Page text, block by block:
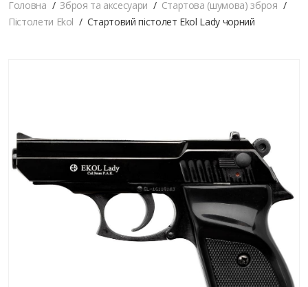
Головна Зброя та аксесуари
Стартова (шумова) зброя
Пістолети Ekol
Стартовий пістолет Ekol Lady чорний